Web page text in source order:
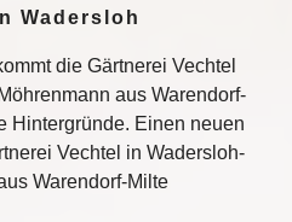
Wadersloh
die Gärtnerei Vechtel
aus Warendorf-
Hintergründe. Einen neuen
Vechtel in Wadersloh-
Warendorf-Milte